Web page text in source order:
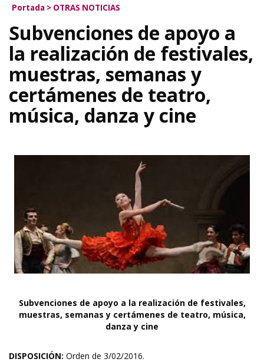
Portada > OTRAS NOTICIAS
Subvenciones de apoyo a
la realización de festivales,
muestras, semanas y
certámenes de teatro,
música, danza y cine
Subvenciones de apoyo a la realización de festivales,
muestras, semanas y certámenes de teatro, música,
danza y cine
DISPOSICIÓN: Orden de 3/02/2016.